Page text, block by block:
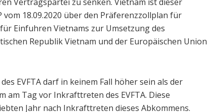
18.09.2020 über den Präferenzzollplan für
Einfuhren Vietnams zur Umsetzung des
Republik Vietnam und der Europäischen Union
EVFTA darf in keinem Fall höher sein als der
am Tag vor Inkrafttreten des EVFTA. Diese
Jahr nach Inkrafttreten dieses Abkommens.